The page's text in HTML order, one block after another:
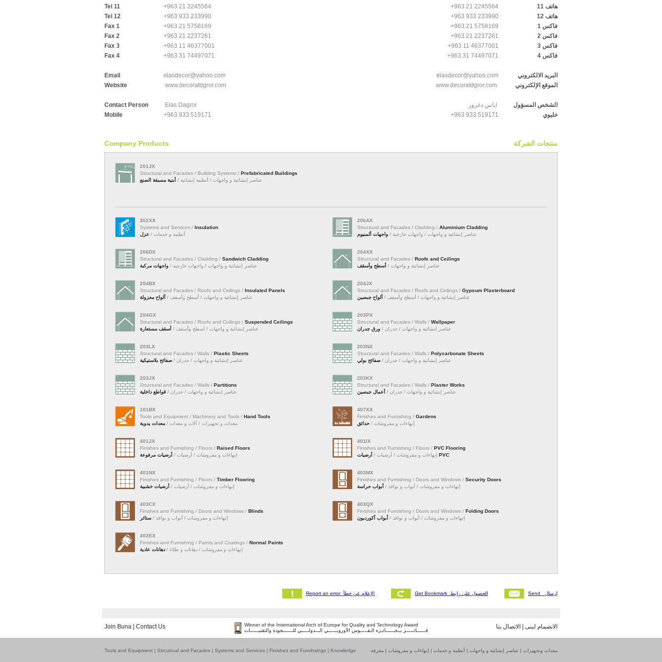
Tel 11
+963 21 2245564
Tel 12
+963 933 233990
Fax 1
+963 21 5758169
Fax 2
+963 21 2237261
Fax 3
+963 11 46377001
Fax 4
+963 31 74497071
هاتف 11
+963 21 2245564
هاتف 12
+963 933 233990
فاكس 1
+963 21 5758169
فاكس 2
+963 21 2237261
فاكس 3
+963 11 46377001
فاكس 4
+963 31 74497071
Email
eiasdecor@yahoo.com
Website
www.decoratdgror.com
البريد الالكتروني
eiasdecor@yahoo.com
الموقع الإلكتروني
www.decoratdgror.com
Contact Person
Eias Dagror
Mobile
+963 933 519171
الشخص المسؤول
اياس دغرور
خليوي
+963 933 519171
Company Products منتجات الشركة
201JX
Structural and Facades / Building Systems / Prefabricated Buildings
عناصر إنشائية و واجهات / أنظمة إنشائية / أبنية مسبقة الصنع
302XX
Systems and Services / Insulation
أنظمة و خدمات / عزل
206AX
Structural and Facades / Cladding / Aluminium Cladding
عناصر إنشائية و واجهات / واجهات خارجية / واجهات ألمنيوم
206DX
Structural and Facades / Cladding / Sandwich Cladding
عناصر إنشائية و واجهات / واجهات خارجية / واجهات مركبة
204XX
Structural and Facades / Roofs and Ceilings
عناصر إنشائية و واجهات / أسطح وأسقف
204BX
Structural and Facades / Roofs and Ceilings / Insulated Panels
عناصر إنشائية و واجهات / أسطح وأسقف / ألواح معزولة
204JX
Structural and Facades / Roofs and Ceilings / Gypsum Plasterboard
عناصر إنشائية و واجهات / أسطح وأسقف / ألواح جبصين
204GX
Structural and Facades / Roofs and Ceilings / Suspended Ceilings
عناصر إنشائية و واجهات / أسطح وأسقف / أسقف مستعارة
203PX
Structural and Facades / Walls / Wallpaper
عناصر إنشائية و واجهات / جدران / ورق جدران
203LX
Structural and Facades / Walls / Plastic Sheets
عناصر إنشائية و واجهات / جدران / صفائح بلاستيكية
203NX
Structural and Facades / Walls / Polycarbonate Sheets
عناصر إنشائية و واجهات / جدران / صفائح بولي
203JX
Structural and Facades / Walls / Partitions
عناصر إنشائية و واجهات / جدران / قواطع داخلية
203KX
Structural and Facades / Walls / Plaster Works
عناصر إنشائية و واجهات / جدران / أعمال جبصين
101BX
Tools and Equipment / Machinery and Tools / Hand Tools
معدات و تجهيزات / آلات و معدات / معدات يدوية
407XX
Finishes and Furnishing / Gardens
إنهاءات و مفروشات / حدائق
401JX
Finishes and Furnishing / Floors / Raised Floors
إنهاءات و مفروشات / أرضيات / أرضيات مرفوعة
401IX
Finishes and Furnishing / Floors / PVC Flooring
إنهاءات و مفروشات / أرضيات / أرضيات PVC
401NX
Finishes and Furnishing / Floors / Timber Flooring
إنهاءات و مفروشات / أرضيات / أرضيات خشبية
403MX
Finishes and Furnishing / Doors and Windows / Security Doors
إنهاءات و مفروشات / أبواب و نوافذ / أبواب حراسة
403CX
Finishes and Furnishing / Doors and Windows / Blinds
إنهاءات و مفروشات / أبواب و نوافذ / ستائر
403QX
Finishes and Furnishing / Doors and Windows / Folding Doors
إنهاءات و مفروشات / أبواب و نوافذ / أبواب أكورديون
402EX
Finishes and Furnishing / Paints and Coatings / Normal Paints
إنهاءات و مفروشات / دهانات و طلاء /دهانات عادية
Report an error الإعلام عن خطأ Get Bookmark الحصول على رابط Send إرسال
Join Buna Contact Us
Winner of the International Arch of Europe for Quality and Technology Award
فــــــائـــــز بــجــــــائـزة الـقـــــوس الأوروبــــــي الـــدولـــــي للـــــــجودة والتقنيــــــات
الانضمام لبنى الاتصال بنا
Tools and Equipment | Strcutrual and Facades | Systems and Services | Finishes and Furnihsings | Knowledge معدات ونجهيزات | عناصر إنشائية و واجهات | أنظمة و خدمات | إنهاءات و مفروشات | معرفة